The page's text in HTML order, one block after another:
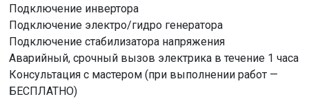
Подключение инвертора
Подключение электро/гидро генератора
Подключение стабилизатора напряжения
Аварийный, срочный вызов электрика в течение 1 часа
Консультация с мастером (при выполнении работ —
БЕСПЛАТНО)